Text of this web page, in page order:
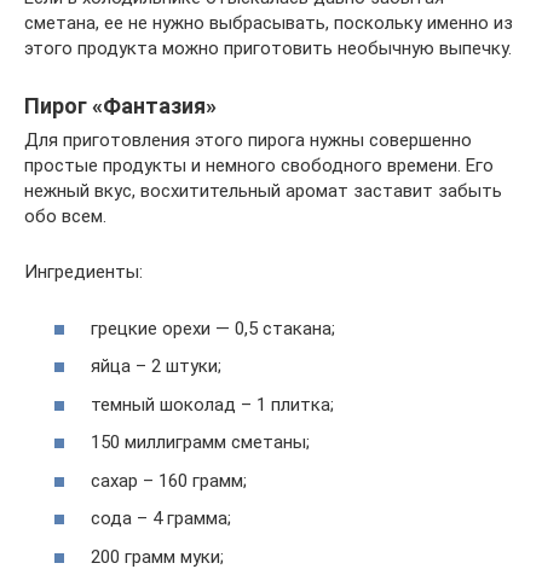
сметана, ее не нужно выбрасывать, поскольку именно из
этого продукта можно приготовить необычную выпечку.
Пирог «Фантазия»
Для приготовления этого пирога нужны совершенно
простые продукты и немного свободного времени. Его
нежный вкус, восхитительный аромат заставит забыть
обо всем.
Ингредиенты:
грецкие орехи — 0,5 стакана;
яйца – 2 штуки;
темный шоколад – 1 плитка;
150 миллиграмм сметаны;
сахар – 160 грамм;
сода – 4 грамма;
200 грамм муки;